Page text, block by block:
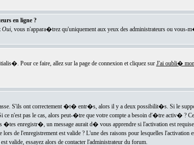
en ligne ?
Oui, vous n'appara�trez qu'uniquement aux yeux des administrateurs ou
Pour ce faire, allez sur la page de connexion et cliquez sur J'ai oubli�
S'ils ont correctement �t� entr�s, alors il y a deux possibilit�s. Si le
ce n'est pas le cas, alors peut-�tre que votre compte a besoin d'�tre activ� ?
enregistr�, un message aurait d� vous apprendre si l'activation est
de l'enregistrement est valide ? L'une des raisons pour lesquelles
valide, essayez alors de contacter l'administrateur du forum.